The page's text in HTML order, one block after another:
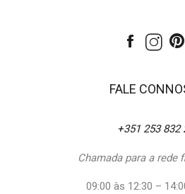
FALE
+351 253 832
Chamada para a rede
09:00 às 12:30 –